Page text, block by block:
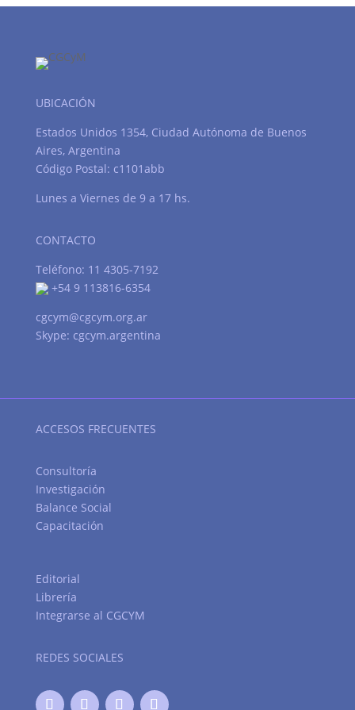
UBICACIÓN
Estados Unidos 1354, Ciudad Autónoma de Buenos
Aires, Argentina
Código Postal: c1101abb
Lunes a Viernes de 9 a 17 hs.
CONTACTO
Teléfono: 11 4305-7192
+54 9 113816-6354
cgcym@cgcym.org.ar
Skype: cgcym.argentina
ACCESOS FRECUENTES
Consultoría
Investigación
Balance Social
Capacitación
Editorial
Librería
Integrarse al CGCYM
REDES SOCIALES